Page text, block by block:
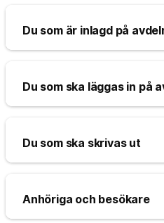
Du som är inlagd på
Du som ska läggas in på
Du som ska skrivas ut
Anhöriga och besökare